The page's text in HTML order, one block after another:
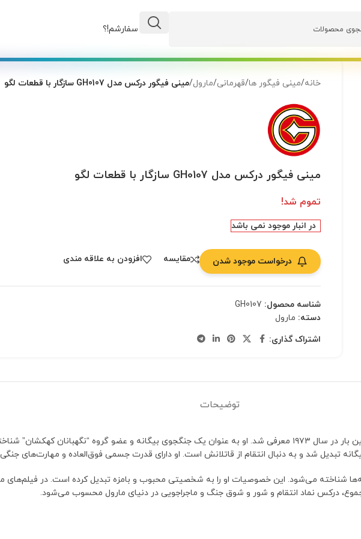
وضعیت سفارشم!؟
خانه/مینی فیگور ها/قهرمانی/مارول/مینی فیگور درکس مدل GH0107 سازگار با قطعات لگو
مینی فیگور درکس مدل GH0107 سازگار با قطعات لگو
تموم شد!
در انبار موجود نمی باشد
درخواست موجود شدن مقایسه افزودن به علاقه مندی
شناسه محصول: GH0107
دسته: مارول
اشتراک گذاری:
توضیحات
درکس یکی از شخصیت‌های معروف دنیای مارول است که برای نخستین بار در سال ۱۹۷۳ معرفی شد. او به عنوان یک جنگجوی بیگانه و عضو
شد و به دنبال انتقام از قاتلانش است. او دارای قدرت جسمی فوق‌العاده و مهارت‌های جنگی
می‌شود. این خصوصیات او را به شخصیتی محبوب و بامزه تبدیل کرده است. در فیلم‌های
درکس نماد انتقام و شور و شوق جنگ و ماجراجویی در دنیای مارول محسوب می‌شود.